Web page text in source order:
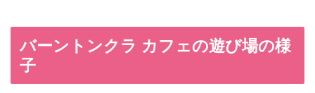
バーントンクラ カフェの遊び場の様
子